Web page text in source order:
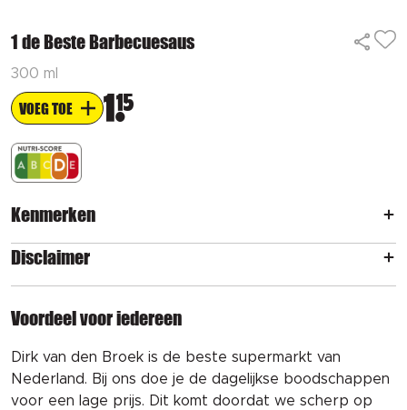
1 de Beste Barbecuesaus
300 ml
VOEG TOE 1 15
Kenmerken
Disclaimer
Voordeel voor iedereen
Dirk van den Broek is de beste supermarkt van
Nederland. Bij ons doe je de dagelijkse boodschappen
voor een lage prijs. Dit komt doordat we scherp op